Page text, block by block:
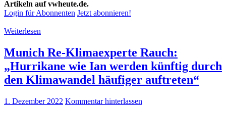
Artikeln auf vwheute.de.
Login für Abonnenten Jetzt abonnieren!
Weiterlesen
Munich Re-Klimaexperte Rauch:
„Hurrikane wie Ian werden künftig durch
den Klimawandel häufiger auftreten“
1. Dezember 2022 Kommentar hinterlassen